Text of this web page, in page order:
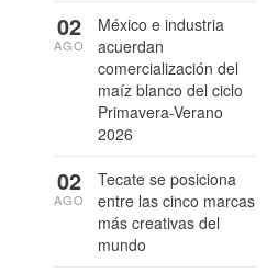
México e industria
acuerdan
comercialización del
maíz blanco del ciclo
Primavera-Verano
2026
02
AGO
Tecate se posiciona
entre las cinco marcas
más creativas del
mundo
02
AGO